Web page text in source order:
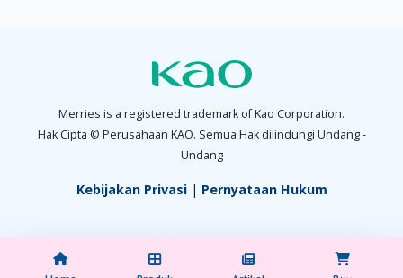
Merries is a registered trademark of Kao Corporation.
Hak Cipta © Perusahaan KAO. Semua Hak dilindungi Undang -
Undang
Kebijakan Privasi| Pernyataan Hukum